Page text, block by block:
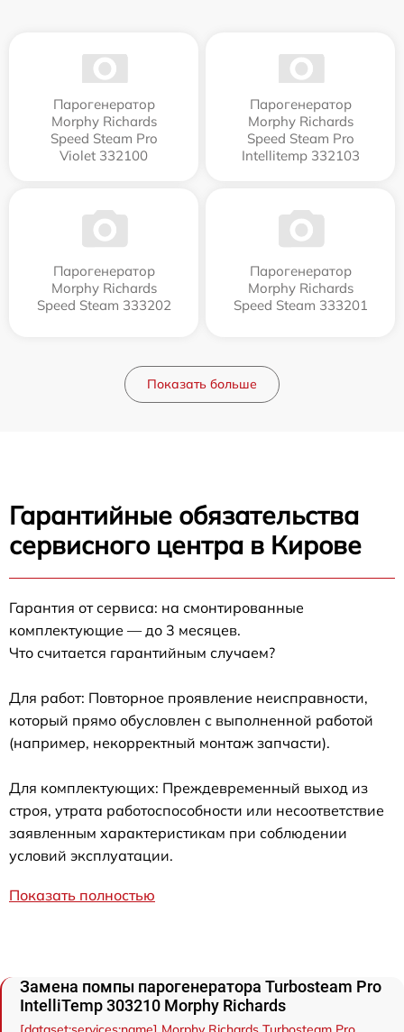
Парогенератор
Morphy Richards
Speed Steam Pro
Violet 332100
Парогенератор
Morphy Richards
Speed Steam Pro
Intellitemp 332103
Парогенератор
Morphy Richards
Speed Steam 333202
Парогенератор
Morphy Richards
Speed Steam 333201
Показать больше
Гарантийные обязательства
сервисного центра в Кирове
Гарантия от сервиса: на смонтированные
комплектующие — до 3 месяцев.
Что считается гарантийным случаем?
Для работ: Повторное проявление неисправности,
который прямо обусловлен с выполненной работой
(например, некорректный монтаж запчасти).
Для комплектующих: Преждевременный выход из
строя, утрата работоспособности или несоответствие
заявленным характеристикам при соблюдении
условий эксплуатации.
Показать полностью
Замена помпы парогенератора Turbosteam Pro
IntelliTemp 303210 Morphy Richards